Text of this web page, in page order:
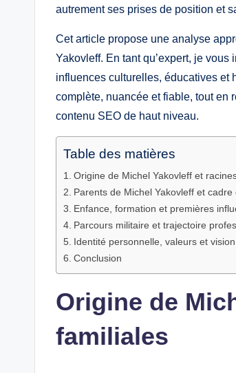
autrement ses prises de position et
Cet article propose une analyse
Yakovleff. En tant qu’expert, je
influences culturelles, éducatives et
complète, nuancée et fiable, tout en
contenu SEO de haut niveau.
Table des matières
Origine de Michel Yakovleff et
Parents de Michel Yakovleff et cadre
Enfance, formation et premières
Parcours militaire et trajectoire
Identité personnelle, valeurs et
Conclusion
Origine de
familiales